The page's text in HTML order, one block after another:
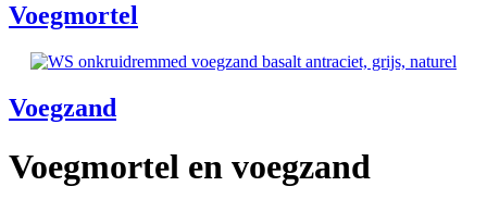
Voegmortel
Voegzand
Voegmortel en voegzand